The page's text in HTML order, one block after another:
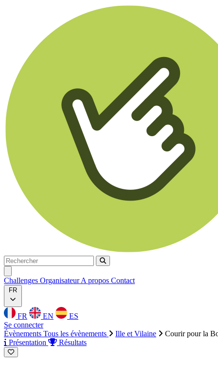
Rechercher
Rechercher
Challenges OrganisateurA propos Contact
FR
FR EN
ES
Se connecter
Évènements Tous les évènements Ille et Vilaine
Courir pour la
Présentation
Résultats